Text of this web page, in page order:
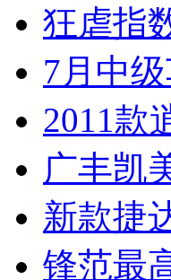
狂虐指
7月中
2011款
广丰凯
新款捷
锋范最